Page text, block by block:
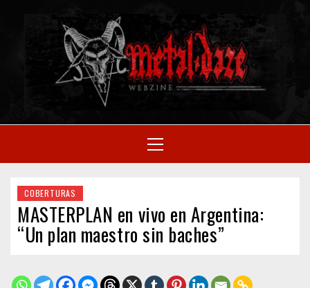
SITIO OFICIAL
Menu
COBERTURAS
MASTERPLAN en vivo en Argentina:
“Un plan maestro sin baches”